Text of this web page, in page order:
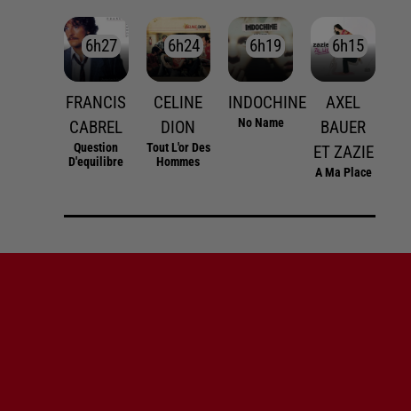
6h27
6h27
FRANCIS
CABREL
Question
D'equilibre
6h24
6h24
CELINE
DION
Tout L'or Des
Hommes
6h19
6h19
INDOCHINE
No Name
6h15
6h15
AXEL
BAUER
ET ZAZIE
A Ma Place